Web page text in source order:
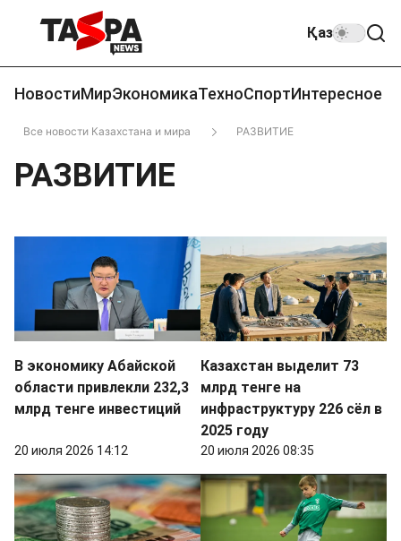
Қаз
НовостиМирЭкономикаТехноСпортИнтересное
Все новости Казахстана и мира РАЗВИТИЕ
РАЗВИТИЕ
В экономику Абайской
области привлекли 232,3
млрд тенге инвестиций
20 июля 2026 14:12
Казахстан выделит 73
млрд тенге на
инфраструктуру 226 сёл в
2025 году
20 июля 2026 08:35